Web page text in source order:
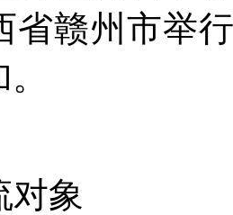
省赣州市举
象